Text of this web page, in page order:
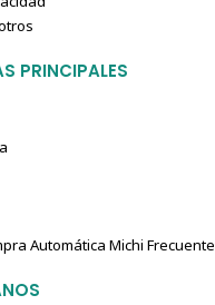
PRINCIPALES
Automática Michi Frecuente